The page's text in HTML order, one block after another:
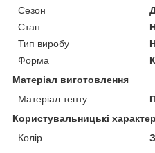
Сезон
Стан
Тип виробу
Форма
Матеріал виготовлення
Матеріал тенту
Користувальницькі
Колір